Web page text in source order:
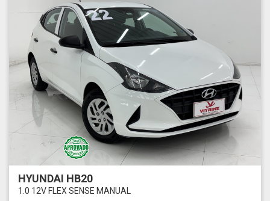
HYUNDAI HB20
1.0 12V FLEX SENSE MANUAL